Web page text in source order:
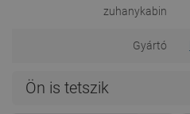
zuhanykabin
Gyártó
Ön is tetszik